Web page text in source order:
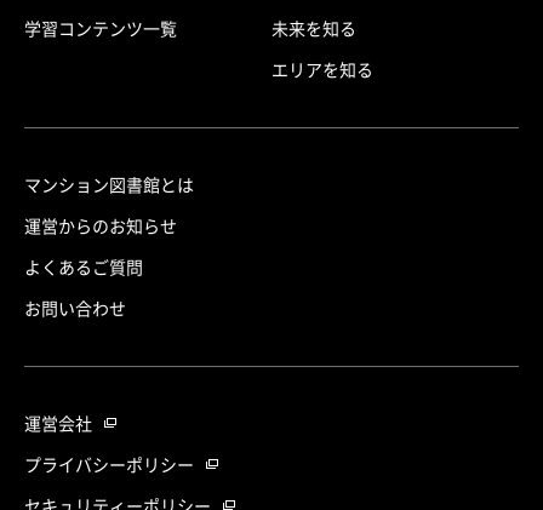
学習コンテンツ一覧
未来を知る
エリアを知る
マンション図書館とは
運営からのお知らせ
よくあるご質問
お問い合わせ
運営会社
プライバシーポリシー